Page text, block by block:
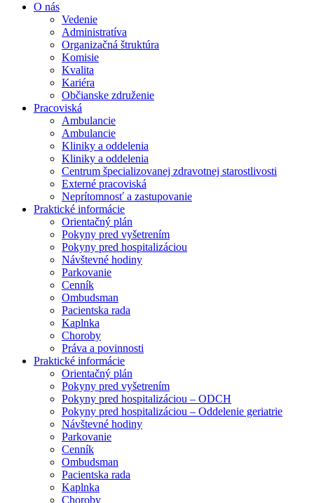
O nás
Vedenie
Administratíva
Organizačná štruktúra
Komisie
Kvalita
Kariéra
Občianske združenie
Pracoviská
Ambulancie
Ambulancie
Kliniky a oddelenia
Kliniky a oddelenia
Centrum špecializovanej zdravotnej starostlivosti
Externé pracoviská
Neprítomnosť a zastupovanie
Praktické informácie
Orientačný plán
Pokyny pred vyšetrením
Pokyny pred hospitalizáciou
Návštevné hodiny
Parkovanie
Cenník
Ombudsman
Pacientska rada
Kaplnka
Choroby
Práva a povinnosti
Praktické informácie
Orientačný plán
Pokyny pred vyšetrením
Pokyny pred hospitalizáciou – ODCH
Pokyny pred hospitalizáciou – Oddelenie geriatrie
Návštevné hodiny
Parkovanie
Cenník
Ombudsman
Pacientska rada
Kaplnka
Choroby